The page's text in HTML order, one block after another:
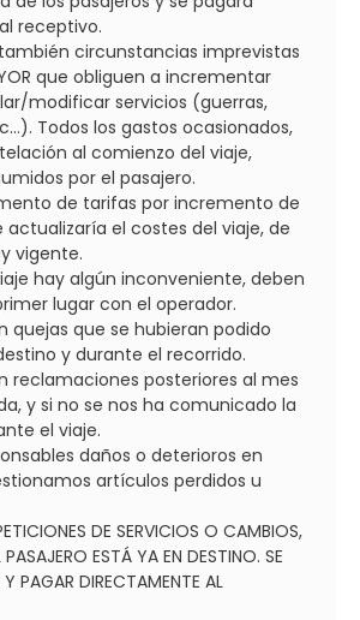
receptivo.
circunstancias imprevistas
que obliguen a incrementar
modificar servicios (guerras,
Todos los gastos ocasionados,
al comienzo del viaje,
por el pasajero.
de tarifas por incremento de
actualizaría el costes del viaje, de
vigente.
hay algún inconveniente, deben
lugar con el operador.
quejas que se hubieran podido
y durante el recorrido.
reclamaciones posteriores al mes
y si no se nos ha comunicado la
el viaje.
daños o deterioros en
artículos perdidos u
DE SERVICIOS O CAMBIOS,
ESTÁ YA EN DESTINO. SE
PAGAR DIRECTAMENTE AL